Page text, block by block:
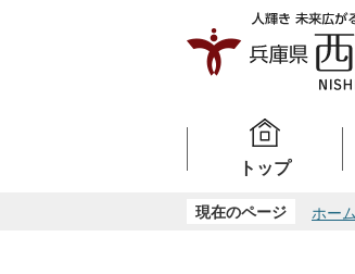
トップ
現在のページ ホーム